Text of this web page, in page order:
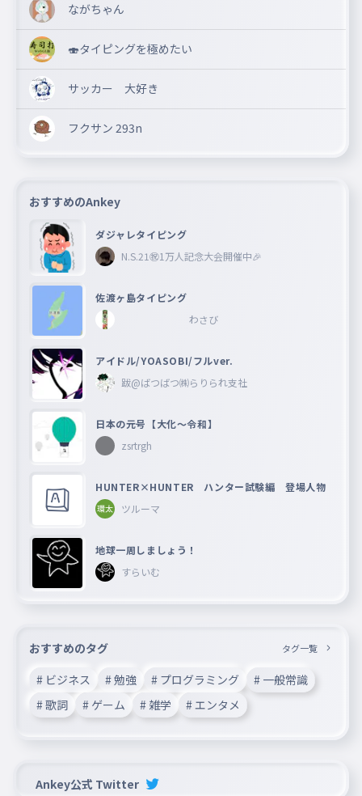
ながちゃん
🍣タイピングを極めたい
サッカー 大好き
フクサン 293n
おすすめのAnkey
ダジャレタイピング
N.S.21㊗︎1万人記念大会開催中🎉
佐渡ヶ島タイピング
わさび
アイドル/YOASOBI/フルver.
跋@ばつばつ㈱らりられ支社
日本の元号【大化〜令和】
zsrtrgh
HUNTER×HUNTER ハンター試験編 登場人物
ツルーマ
地球一周しましょう！
すらいむ
おすすめのタグ タグ一覧
# ビジネス # 勉強 # プログラミング
# 一般常識
# 歌詞
# ゲーム # 雑学 # エンタメ
Ankey公式 Twitter